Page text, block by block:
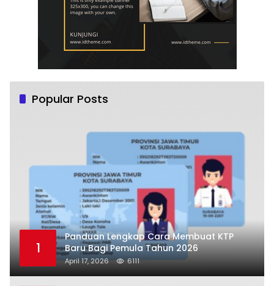
Popular Posts
1
Panduan Lengkap Cara Membuat KTP
Baru Bagi Pemula Tahun 2026
April 17, 2026 6111